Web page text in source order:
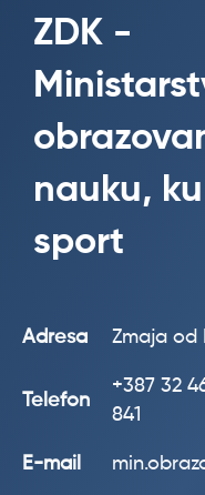
ZDK -
nauku,
sport
Adresa Zmaja od
Telefon
+387 32
841
E-mail